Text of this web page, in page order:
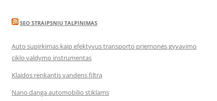
SEO STRAIPSNIU TALPINIMAS
Auto supirkimas kaip efektyvus transporto priemonės gyvavimo
ciklo valdymo instrumentas
Klaidos renkantis vandens filtrą
Nano danga automobilio stiklams